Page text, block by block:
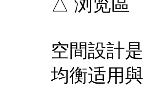
△ 浏览區
空間設計
均衡适用